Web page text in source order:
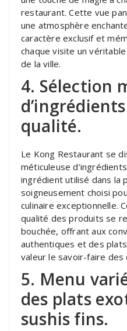
restaurant. Cette vue
une atmosphère
caractère exclusif et
chaque visite un
de la ville.
4. Sélection
qualité.
Le Kong Restaurant se
méticuleuse
ingrédient utilisé dans la
soigneusement choisi
culinaire exceptionnelle.
qualité des produits se
bouchée, offrant aux
authentiques et des
valeur le savoir-faire des
5. Menu
des plats
sushis fins.